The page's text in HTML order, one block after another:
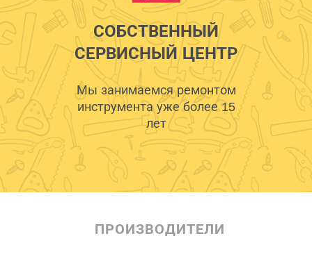
СОБСТВЕННЫЙ
СЕРВИСНЫЙ ЦЕНТР
Мы занимаемся ремонтом
инструмента уже более 15
лет
ПРОИЗВОДИТЕЛИ